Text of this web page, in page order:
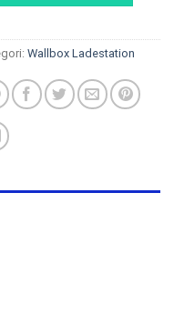
Wallbox Ladestation